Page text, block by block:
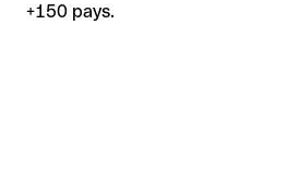
+150 pays.